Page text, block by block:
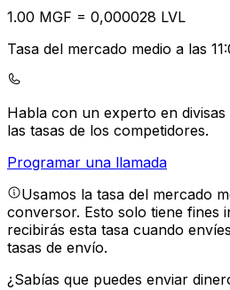
1.00 MGF = 0,000028 LVL
Tasa del mercado medio a las
Habla con un experto en divisas
las tasas de los competidores.
Programar una llamada
Usamos la tasa del mercado
conversor. Esto solo tiene fines
recibirás esta tasa cuando
tasas de envío.
¿Sabías que puedes enviar